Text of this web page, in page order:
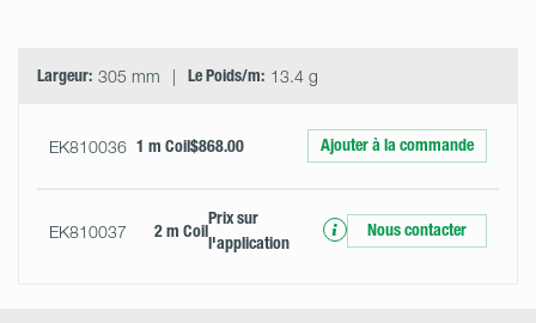
Largeur: 305 mm Le Poids/m: 13.4 g
EK810036 1 m Coil$868.00 Ajouter à la commande
EK810037 2 m Coil
Prix ​​sur
l'application
Nous contacter